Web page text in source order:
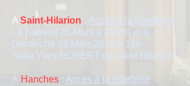
A Saint-Hilarion : Accès à la billetterie
Le Samedi 25 Mars à 20h30 et le
Dimanche 26 Mars 2023 à 16h
Salle Yves ROBERT de Saint Hilarion
A Hanches : Accès à la billetterie